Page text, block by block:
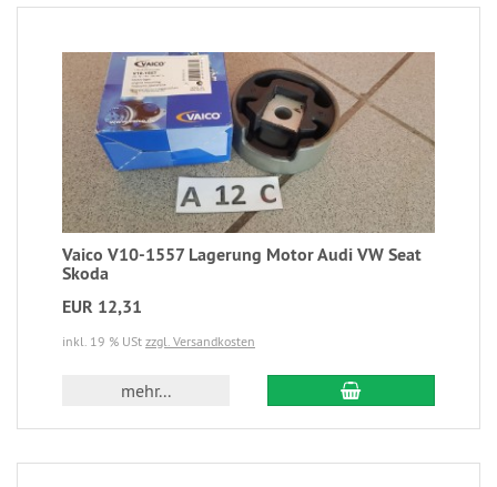
Vaico V10-1557 Lagerung Motor Audi VW Seat
Skoda
EUR 12,31
inkl. 19 % USt zzgl. Versandkosten
mehr...